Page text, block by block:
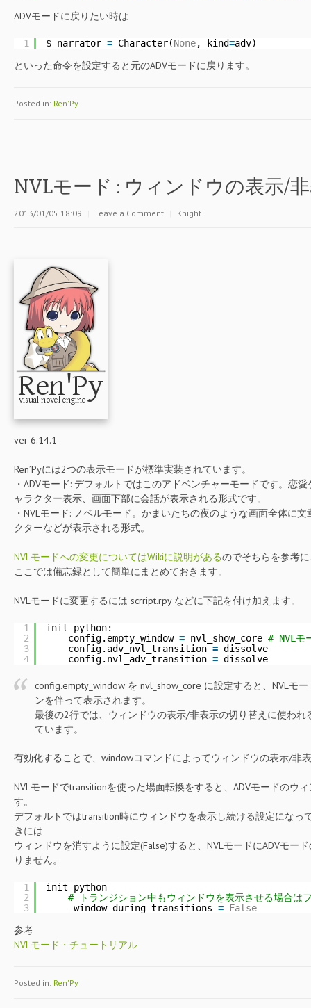
ADVモードに戻りたい時は
1 $ narrator = Character(None, kind=adv)
といった命令を設定すると元のADVモードに戻ります。
Posted in: Ren'Py
NVLモード : ウィンドウの表示/
2013/01/05 18:09 Leave a Comment Knight
ver 6.14.1
Ren’Pyには2つの表示モードが標準実装されています。
・ADVモード: デフォルトではこのアドベンチャーモードです。恋
ャラクター表示、画面下部に会話が表示される形式です。
・NVLモード: ノベルモード。かまいたちの夜のような画面全体に
クターなどが表示される形式。
NVLモードへの変更についてはWikiに説明があるのでそちらを参考
ここでは備忘録として簡単にまとめておきます。
NVLモードに変更するには scrript.rpy などに下記を付け加えます。
1
2
3
4
init python:
config.empty_window = nvl_show_core # NVLモ
config.adv_nvl_transition = dissolve
config.nvl_adv_transition = dissolve
config.empty_window を nvl_show_core に設定すると、NVLモ
ンを伴って表示されます。
最後の2行では、ウィンドウの表示/非表示の切り替えに使わ
ています。
有効化することで、windowコマンドによってウィンドウの表示/非
NVLモードでtransitionを使った場面転換をすると、ADVモードのウ
す。
デフォルトではtransition時にウィンドウを表示し続ける設定になっ
きには
ウィンドウを消すように設定(False)すると、NVLモードにADVモー
りません。
1
2
3
init python
# トランジション中もウィンドウを表示させる場合は
_window_during_transitions = False
参考
NVLモード・チュートリアル
Posted in: Ren'Py